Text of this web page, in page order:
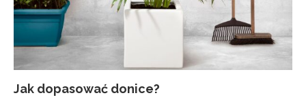
Jak dopasować donice?